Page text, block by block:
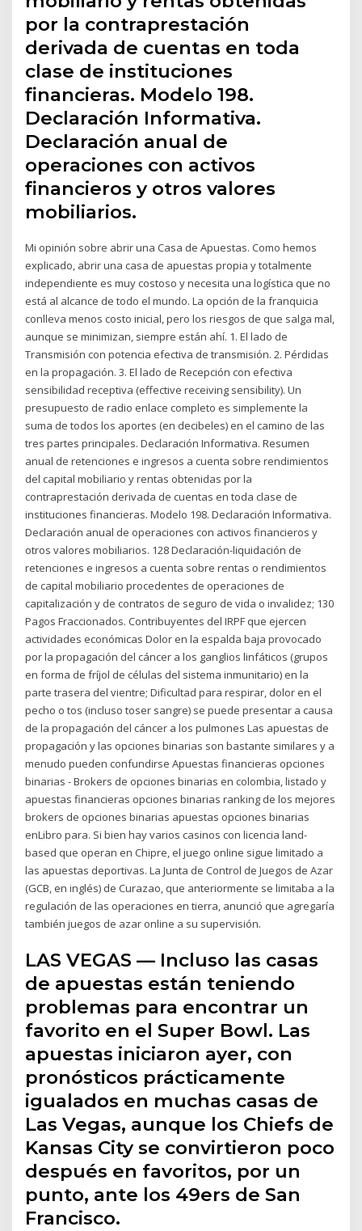
por la contraprestación
derivada de cuentas en toda
clase de instituciones
financieras. Modelo 198.
Declaración Informativa.
Declaración anual de
operaciones con activos
financieros y otros valores
mobiliarios.
Mi opinión sobre abrir una Casa de Apuestas. Como hemos
explicado, abrir una casa de apuestas propia y totalmente
independiente es muy costoso y necesita una logística que no
está al alcance de todo el mundo. La opción de la franquicia
conlleva menos costo inicial, pero los riesgos de que salga mal,
aunque se minimizan, siempre están ahí. 1. El lado de
Transmisión con potencia efectiva de transmisión. 2. Pérdidas
en la propagación. 3. El lado de Recepción con efectiva
sensibilidad receptiva (effective receiving sensibility). Un
presupuesto de radio enlace completo es simplemente la
suma de todos los aportes (en decibeles) en el camino de las
tres partes principales. Declaración Informativa. Resumen
anual de retenciones e ingresos a cuenta sobre rendimientos
del capital mobiliario y rentas obtenidas por la
contraprestación derivada de cuentas en toda clase de
instituciones financieras. Modelo 198. Declaración Informativa.
Declaración anual de operaciones con activos financieros y
otros valores mobiliarios. 128 Declaración-liquidación de
retenciones e ingresos a cuenta sobre rentas o rendimientos
de capital mobiliario procedentes de operaciones de
capitalización y de contratos de seguro de vida o invalidez; 130
Pagos Fraccionados. Contribuyentes del IRPF que ejercen
actividades económicas Dolor en la espalda baja provocado
por la propagación del cáncer a los ganglios linfáticos (grupos
en forma de fríjol de células del sistema inmunitario) en la
parte trasera del vientre; Dificultad para respirar, dolor en el
pecho o tos (incluso toser sangre) se puede presentar a causa
de la propagación del cáncer a los pulmones Las apuestas de
propagación y las opciones binarias son bastante similares y a
menudo pueden confundirse Apuestas financieras opciones
binarias - Brokers de opciones binarias en colombia, listado y
apuestas financieras opciones binarias ranking de los mejores
brokers de opciones binarias apuestas opciones binarias
enLibro para. Si bien hay varios casinos con licencia land-
based que operan en Chipre, el juego online sigue limitado a
las apuestas deportivas. La Junta de Control de Juegos de Azar
(GCB, en inglés) de Curazao, que anteriormente se limitaba a la
regulación de las operaciones en tierra, anunció que agregaría
también juegos de azar online a su supervisión.
LAS VEGAS — Incluso las casas
de apuestas están teniendo
problemas para encontrar un
favorito en el Super Bowl. Las
apuestas iniciaron ayer, con
pronósticos prácticamente
igualados en muchas casas de
Las Vegas, aunque los Chiefs de
Kansas City se convirtieron poco
después en favoritos, por un
punto, ante los 49ers de San
Francisco.